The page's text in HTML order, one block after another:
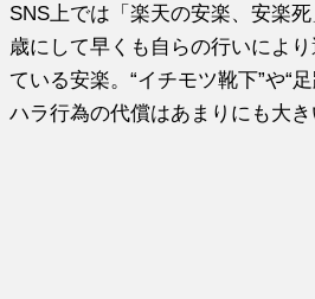
SNS上では「楽天の安楽、安楽
歳にして早くも自らの行いによ
ている安楽。“イチモツ靴下”や“
ハラ行為の代償はあまりにも大き